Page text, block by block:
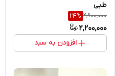
طبی
2,900,000
24%
2,200,000
افزودن به سبد